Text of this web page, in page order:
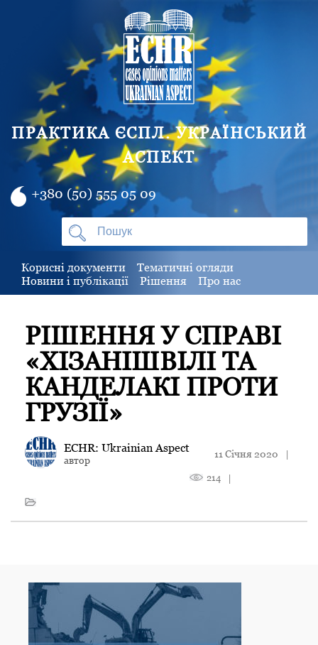
ПРАКТИКА ЄСПЛ. УКРАЇНСЬКИЙ
АСПЕКТ
+380 (50) 555 05 09
Корисні документи
Тематичні огляди
Новини і публікації
Рішення Про нас
РІШЕННЯ У СПРАВІ
«ХІЗАНІШВІЛІ ТА
КАНДЕЛАКІ ПРОТИ
ГРУЗІЇ»
ECHR: Ukrainian Aspect
автор
11 Січня 2020 |
214 |